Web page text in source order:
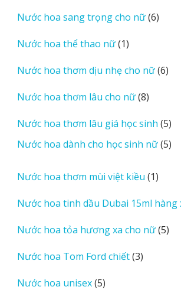
Nước hoa sang trọng cho nữ 66
Nước hoa thể thao nữ 11
phẩm
Nước hoa thơm dịu nhẹ cho nữ 66
Nước hoa thơm lâu cho nữ 88
phẩm
Nước hoa thơm lâu giá học sinh 55
sản
Nước hoa dành cho học sinh nữ 55
Nước hoa thơm mùi việt kiều 11
phẩm
Nước hoa tinh dầu Dubai 15ml hàng
Nước hoa tỏa hương xa cho nữ 55
Nước hoa Tom Ford chiết 33
Nước hoa unisex 55